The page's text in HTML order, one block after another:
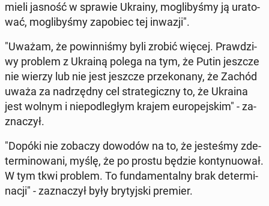
mieli jasność w sprawie Ukrainy, mo­gli­by­śmy ją ura­to­
wać, mo­gli­by­śmy za­po­biec tej inwazji".
"Uważam, że po­win­ni­śmy byli zrobić więcej. Praw­dzi­
wy problem z Ukrainą polega na tym, że Putin jeszcze
nie wierzy lub nie jest jeszcze prze­ko­na­ny, że Zachód
uważa za nad­rzęd­ny cel stra­te­gicz­ny to, że Ukraina
jest wolnym i nie­pod­le­głym krajem eu­ro­pej­skim" - za­
zna­czył.
"Dopóki nie zobaczy dowodów na to, że je­ste­śmy zde­
ter­mi­no­wa­ni, myślę, że po prostu będzie kon­ty­nu­ował.
W tym tkwi problem. To fun­da­men­tal­ny brak de­ter­mi­
na­cji" - za­zna­czył były bry­tyj­ski premier.